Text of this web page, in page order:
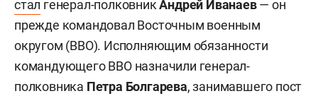
стал генерал-полковникАндрей Иванаев— он
прежде командовал Восточным военным
округом (ВВО). Исполняющим обязанности
командующего ВВО назначили генерал-
полковника Петра Болгарева, занимавшего пост